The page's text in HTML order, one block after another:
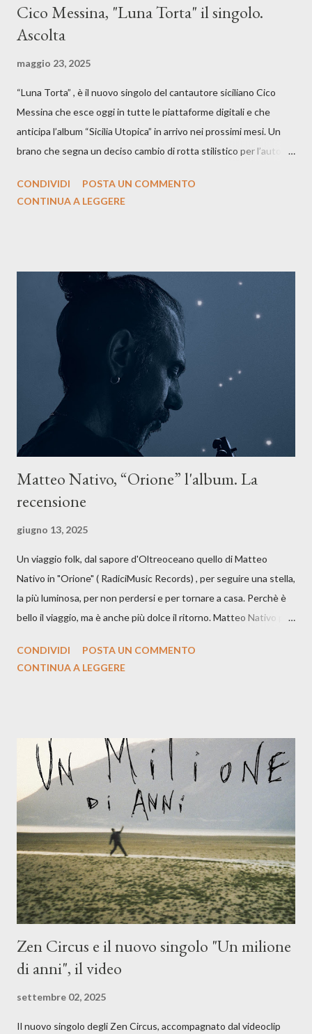
Cico Messina, "Luna Torta" il singolo.
Ascolta
maggio 23, 2025
“Luna Torta” , è il nuovo singolo del cantautore siciliano Cico
Messina che esce oggi in tutte le piattaforme digitali e che
anticipa l’album “Sicilia Utopica” in arrivo nei prossimi mesi. Un
brano che segna un deciso cambio di rotta stilistico per l’autore
testo ibrido tra italiano e siciliano, e un’urgenza espressiva che
La canzone racconta la difficoltà di creare, e perfino di esistere,
sotto il peso della realtà. Ma lo fa cercando una via d’uscita, una
forma di assoluzione, nel vivere e nel suonare, nel trovare respiro
anche quando l’aria sembra farsi più densa. Il brano è anche una
dichiarazione d’intenti: Cico Messina apre il suo nuovo percorso
artistico con una composizi...
CONDIVIDI
POSTA UN COMMENTO
CONTINUA A LEGGERE
Matteo Nativo, “Orione” l'album. La
recensione
giugno 13, 2025
Un viaggio folk, dal sapore d'Oltreoceano quello di Matteo
Nativo in "Orione" ( RadiciMusic Records) , per seguire una stella,
la più luminosa, per non perdersi e per tornare a casa. Perchè è
bello il viaggio, ma è anche più dolce il ritorno. Matteo Nativo per
indubbiamente matura e consapevole oltre che con ottimi
Dicevamo. Ed è da qui che il nostro inizia questo concept
musicale, con " Che ora è" , raccontando la separazione dalla
moglie, del senso di sconfitta e del caldo afoso che opprime,
giusta condizione di sopraffazione: "Non so che ora è, che giorno
è, di questa estate che...". E' raro fare uscire come singolo una
cover, ma...
CONDIVIDI
POSTA UN COMMENTO
CONTINUA A LEGGERE
Zen Circus e il nuovo singolo "Un milione
di anni", il video
settembre 02, 2025
Il nuovo singolo degli Zen Circus, accompagnato dal videoclip